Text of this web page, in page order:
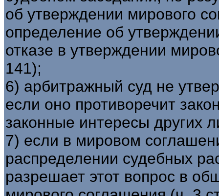
об утверждении мирового
определение об
отказе в утверждении
141);
6) арбитражный суд не
если оно противоречит
законные интересы других
7) если в мировом
распределении судебных
разрешает этот вопрос в